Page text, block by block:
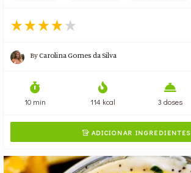
ByCarolina Gomes da Silva
10 min 114 kcal 3 doses
ADICIONAR INGREDIENTES